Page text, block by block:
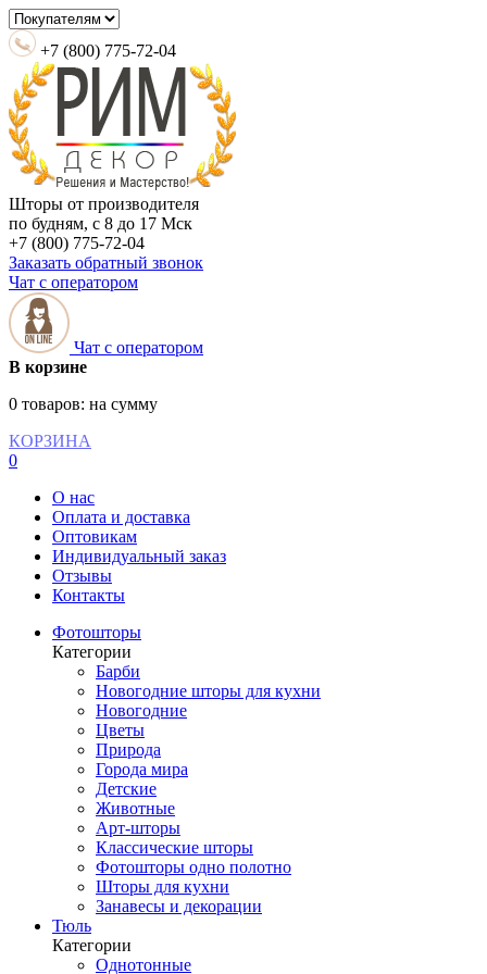
+7 (800) 775-72-04
Шторы от производителя
по будням, с 8 до 17 Мск
+7 (800) 775-72-04
Заказать обратный звонок
Чат с оператором
Чат с оператором
В корзине
0 товаров: на сумму
КОРЗИНА
0
О нас
Оплата и доставка
Оптовикам
Индивидуальный заказ
Отзывы
Контакты
Фотошторы
Категории
Барби
Новогодние шторы для кухни
Новогодние
Цветы
Природа
Города мира
Детские
Животные
Арт-шторы
Классические шторы
Фотошторы одно полотно
Шторы для кухни
Занавесы и декорации
Тюль
Категории
Однотонные